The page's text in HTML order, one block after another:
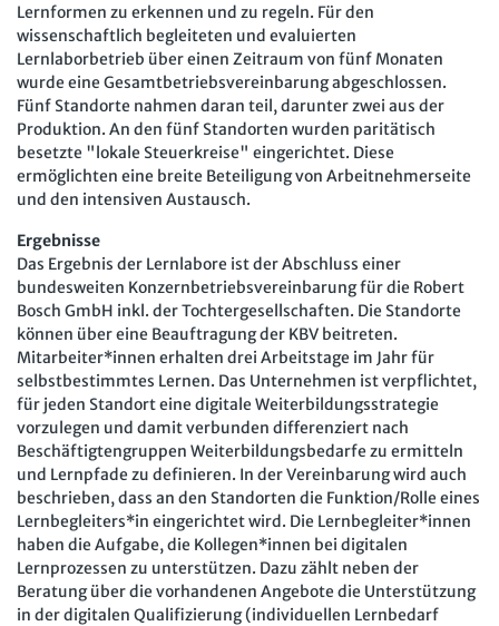
Lernformen zu erkennen und zu regeln. Für den
wissenschaftlich begleiteten und evaluierten
Lernlaborbetrieb über einen Zeitraum von fünf Monaten
wurde eine Gesamtbetriebsvereinbarung abgeschlossen.
Fünf Standorte nahmen daran teil, darunter zwei aus der
Produktion. An den fünf Standorten wurden paritätisch
besetzte "lokale Steuerkreise" eingerichtet. Diese
ermöglichten eine breite Beteiligung von Arbeitnehmerseite
und den intensiven Austausch.
Ergebnisse
Das Ergebnis der Lernlabore ist der Abschluss einer
bundesweiten Konzernbetriebsvereinbarung für die Robert
Bosch GmbH inkl. der Tochtergesellschaften. Die Standorte
können über eine Beauftragung der KBV beitreten.
Mitarbeiter*innen erhalten drei Arbeitstage im Jahr für
selbstbestimmtes Lernen. Das Unternehmen ist verpflichtet,
für jeden Standort eine digitale Weiterbildungsstrategie
vorzulegen und damit verbunden differenziert nach
Beschäftigtengruppen Weiterbildungsbedarfe zu ermitteln
und Lernpfade zu definieren. In der Vereinbarung wird auch
beschrieben, dass an den Standorten die Funktion/Rolle eines
Lernbegleiters*in eingerichtet wird. Die Lernbegleiter*innen
haben die Aufgabe, die Kollegen*innen bei digitalen
Lernprozessen zu unterstützen. Dazu zählt neben der
Beratung über die vorhandenen Angebote die Unterstützung
in der digitalen Qualifizierung (individuellen Lernbedarf